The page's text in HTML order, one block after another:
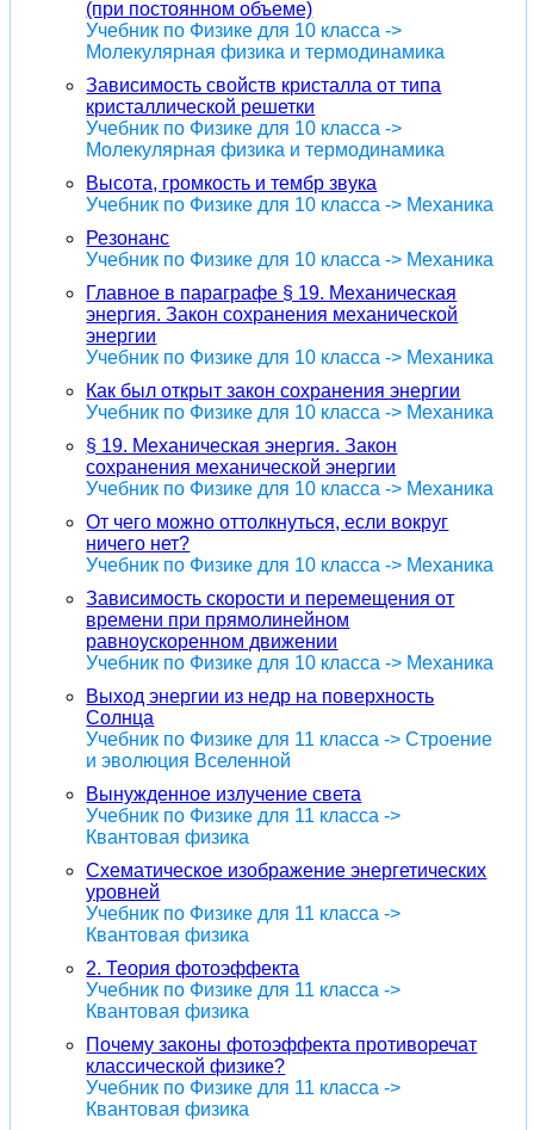
(при постоянном объеме)
Учебник по Физике для 10 класса ->
Молекулярная физика и термодинамика
Зависимость свойств кристалла от типа
кристаллической решетки
Учебник по Физике для 10 класса ->
Молекулярная физика и термодинамика
Высота, громкость и тембр звука
Учебник по Физике для 10 класса -> Механика
Резонанс
Учебник по Физике для 10 класса -> Механика
Главное в параграфе § 19. Механическая
энергия. Закон сохранения механической
энергии
Учебник по Физике для 10 класса -> Механика
Как был открыт закон сохранения энергии
Учебник по Физике для 10 класса -> Механика
§ 19. Механическая энергия. Закон
сохранения механической энергии
Учебник по Физике для 10 класса -> Механика
От чего можно оттолкнуться, если вокруг
ничего нет?
Учебник по Физике для 10 класса -> Механика
Зависимость скорости и перемещения от
времени при прямолинейном
равноускоренном движении
Учебник по Физике для 10 класса -> Механика
Выход энергии из недр на поверхность
Солнца
Учебник по Физике для 11 класса -> Строение
и эволюция Вселенной
Вынужденное излучение света
Учебник по Физике для 11 класса ->
Квантовая физика
Схематическое изображение энергетических
уровней
Учебник по Физике для 11 класса ->
Квантовая физика
2. Теория фотоэффекта
Учебник по Физике для 11 класса ->
Квантовая физика
Почему законы фотоэффекта противоречат
классической физике?
Учебник по Физике для 11 класса ->
Квантовая физика